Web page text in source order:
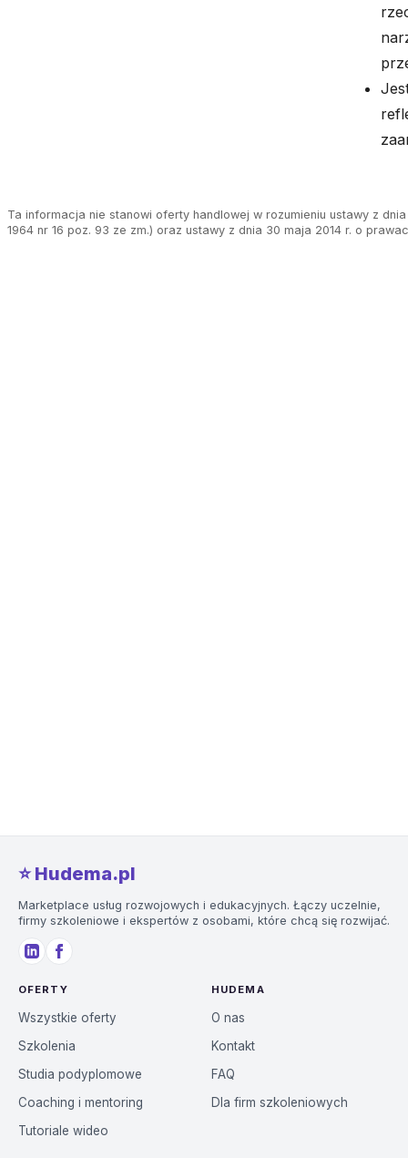
Ta informacja nie stanowi oferty handlowej w rozumieniu ustawy z
1964 nr 16 poz. 93 ze zm.) oraz ustawy z dnia 30 maja 2014 r. o
⭐️ Hudema.pl
Marketplace usług rozwojowych i edukacyjnych. Łączy uczelnie,
firmy szkoleniowe i ekspertów z osobami, które chcą się rozwijać.
OFERTY
Wszystkie oferty
Szkolenia
Studia podyplomowe
Coaching i mentoring
Tutoriale wideo
HUDEMA
O nas
Kontakt
FAQ
Dla firm szkoleniowych